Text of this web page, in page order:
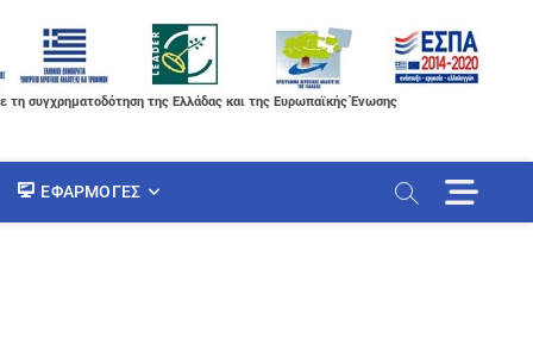
τη συγχρηματοδότηση της Ελλάδας και της Ευρωπαϊκής Ένωσης
ΕΦΑΡΜΟΓΈΣ
M
e
n